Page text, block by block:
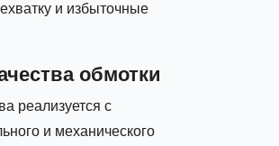
и избыточные
обмотки
реализуется с
и механического